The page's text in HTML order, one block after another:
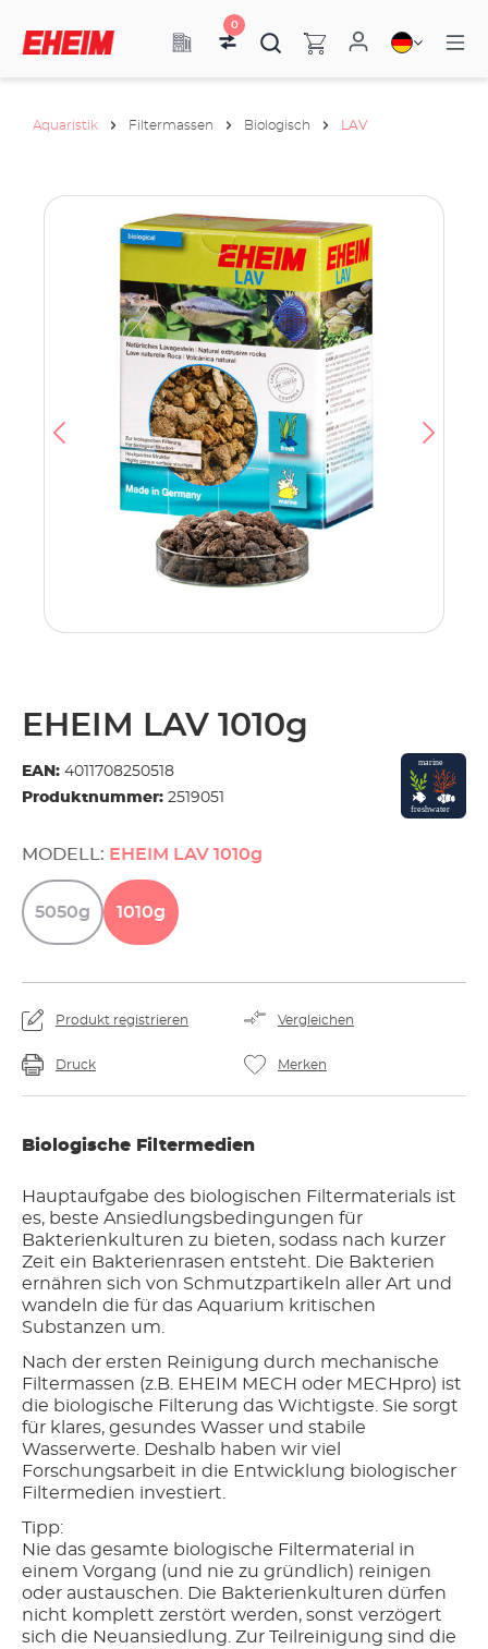
0
Aquaristik Filtermassen Biologisch LAV
EHEIM LAV 1010g
EAN: 4011708250518
Produktnummer: 2519051
MODELL: EHEIM LAV 1010g
5050g 1010g
Produkt registrieren Vergleichen
Druck Merken
Biologische Filtermedien
Hauptaufgabe des biologischen Filtermaterials ist
es, beste Ansiedlungsbedingungen für
Bakterienkulturen zu bieten, sodass nach kurzer
Zeit ein Bakterienrasen entsteht. Die Bakterien
ernähren sich von Schmutzpartikeln aller Art und
wandeln die für das Aquarium kritischen
Substanzen um.
Nach der ersten Reinigung durch mechanische
Filtermassen (z.B. EHEIM MECH oder MECHpro) ist
die biologische Filterung das Wichtigste. Sie sorgt
für klares, gesundes Wasser und stabile
Wasserwerte. Deshalb haben wir viel
Forschungsarbeit in die Entwicklung biologischer
Filtermedien investiert.
Tipp:
Nie das gesamte biologische Filtermaterial in
einem Vorgang (und nie zu gründlich) reinigen
oder austauschen. Die Bakterienkulturen dürfen
nicht komplett zerstört werden, sonst verzögert
sich die Neuansiedlung. Zur Teilreinigung sind die